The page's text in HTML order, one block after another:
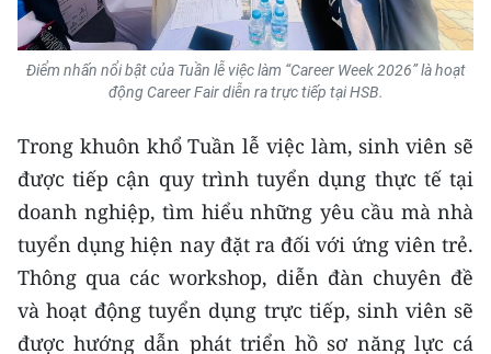
Đồng bằng sông Hồng
Bắc Trung Bộ
Duyên hải Nam Trung Bộ và Tây
Nguyên
Đông Nam Bộ
Đồng bằng sông Cửu Long
Chuyên trang Hà Nội
Điểm nhấn nổi bật của Tuần lễ việc làm “Career Week 2026” là hoạt
động Career Fair diễn ra trực tiếp tại HSB.
Trong khuôn khổ Tuần lễ việc làm, sinh viên sẽ
được tiếp cận quy trình tuyển dụng thực tế tại
doanh nghiệp, tìm hiểu những yêu cầu mà nhà
tuyển dụng hiện nay đặt ra đối với ứng viên trẻ.
Thông qua các workshop, diễn đàn chuyên đề
và hoạt động tuyển dụng trực tiếp, sinh viên sẽ
được hướng dẫn phát triển hồ sơ năng lực cá